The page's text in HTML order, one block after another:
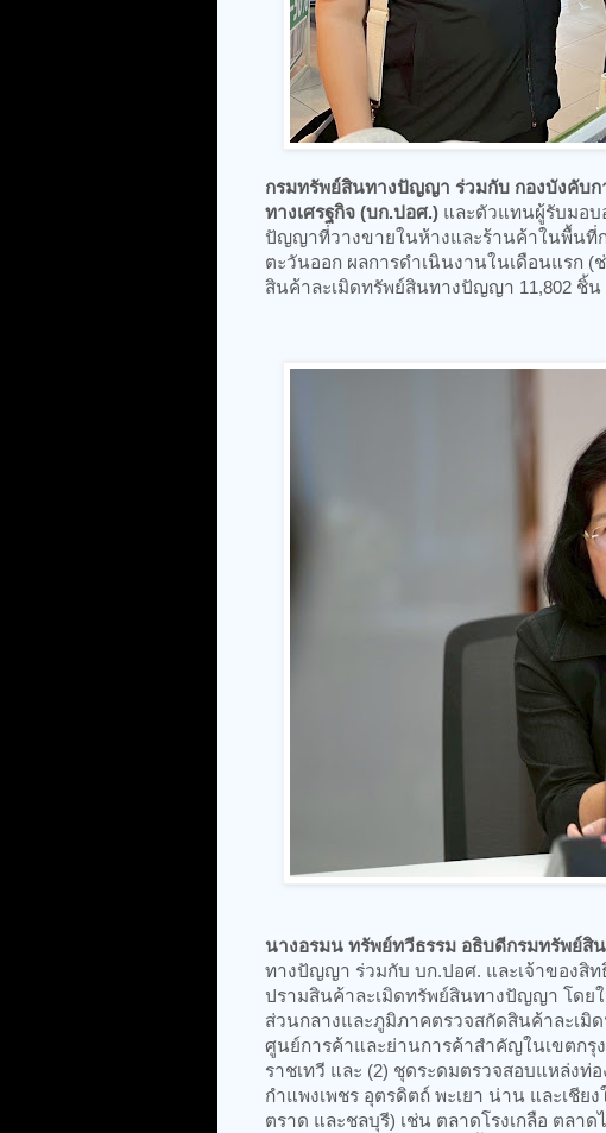
กรมทรัพย์สินทางปัญญา ร่วมกับ กองบังคับก
ทางเศรฐกิจ (บก.ปอศ.) และตัวแทนผู้รับมอบ
ปัญญาที่วางขายในห้างและร้านค้าในพื้นที่
ตะวันออก ผลการดำเนินงานในเดือนแรก (
สินค้าละเมิดทรัพย์สินทางปัญญา 11,802 ชิ้น
นางอรมน ทรัพย์ทวีธรรม อธิบดีกรมทรัพย์
ทางปัญญา ร่วมกับ บก.ปอศ. และเจ้าของสิ
ปรามสินค้าละเมิดทรัพย์สินทางปัญญา โดย
ส่วนกลางและภูมิภาคตรวจสกัดสินค้าละเมิ
ศูนย์การค้าและย่านการค้าสำคัญในเขตกรุ
ราชเทวี และ (2) ชุดระดมตรวจสอบแหล่ง
กำแพงเพชร อุตรดิตถ์ พะเยา น่าน และเชี
ตราด และชลบุรี) เช่น ตลาดโรงเกลือ ตล